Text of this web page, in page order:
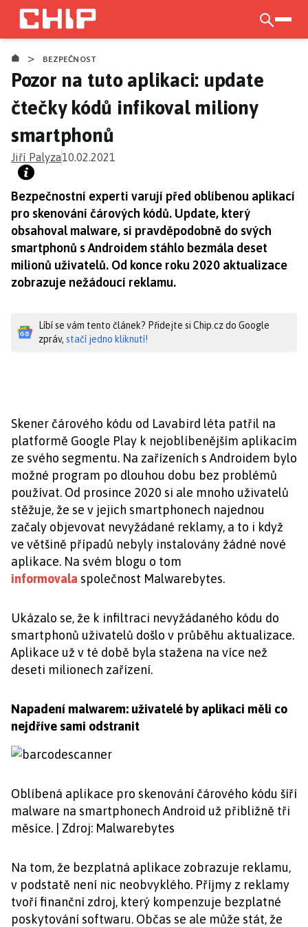
Přejít
hlavnímu
obsahu
> BEZPEČNOST
Pozor na tuto aplikaci: update
čtečky kódů infikoval miliony
smartphonů
Jiří Palyza10.02.2021
Bezpečnostní experti varují před oblíbenou aplikací
pro skenování čárových kódů. Update, který
obsahoval malware, si pravděpodobně do svých
smartphonů s Androidem stáhlo bezmála deset
milionů uživatelů. Od konce roku 2020 aktualizace
zobrazuje nežádoucí reklamu.
Líbí se vám tento článek? Přidejte si Chip.cz do Google
zpráv, stačí jedno kliknutí!
Skener čárového kódu od Lavabird léta patřil na
platformě Google Play k nejoblíbenějším aplikacím
ze svého segmentu. Na zařízeních s Androidem bylo
možné program po dlouhou dobu bez problémů
používat. Od prosince 2020 si ale mnoho uživatelů
stěžuje, že se v jejich smartphonech najednou
začaly objevovat nevyžádané reklamy, a to i když
ve většině případů nebyly instalovány žádné nové
aplikace. Na svém blogu o tom
informovala společnost Malwarebytes.
Ukázalo se, že k infiltraci nevyžádaného kódu do
smartphonů uživatelů došlo v průběhu aktualizace.
Aplikace už v té době byla stažena na více než
deseti milionech zařízení.
Napadení malwarem: uživatelé by aplikaci měli co
nejdříve sami odstranit
Oblíbená aplikace pro skenování čárového kódu šíří
malware na smartphonech Android už přibližně tři
měsíce. | Zdroj: Malwarebytes
Na tom, že bezplatná aplikace zobrazuje reklamu,
v podstatě není nic neobvyklého. Příjmy z reklamy
tvoří finanční zdroj, který kompenzuje bezplatné
poskytování softwaru. Občas se ale může stát, že